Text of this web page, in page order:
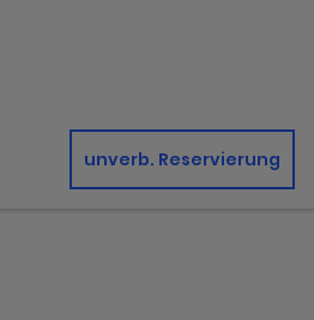
unverb. Reservierung